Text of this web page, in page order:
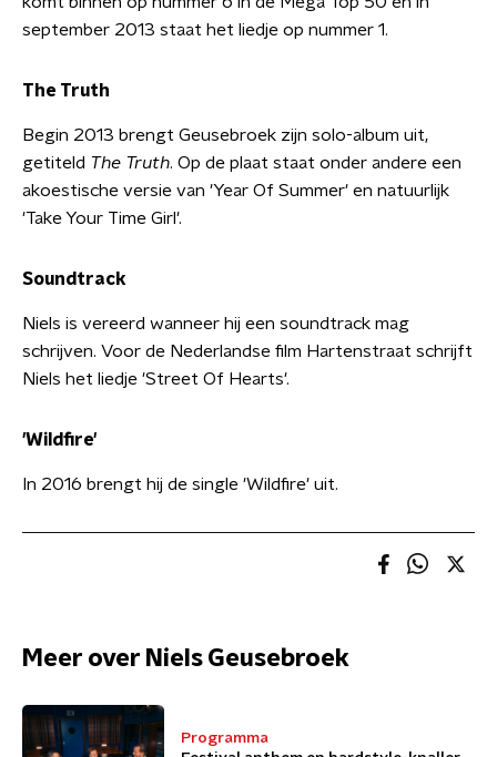
september 2013 staat het liedje op nummer 1.
The Truth
Begin 2013 brengt Geusebroek zijn solo-album uit,
getiteld The Truth. Op de plaat staat onder andere een
akoestische versie van 'Year Of Summer' en natuurlijk
'Take Your Time Girl'.
Soundtrack
Niels is vereerd wanneer hij een soundtrack mag
schrijven. Voor de Nederlandse film Hartenstraat schrijft
Niels het liedje 'Street Of Hearts'.
'Wildfire'
In 2016 brengt hij de single 'Wildfire' uit.
Meer over Niels Geusebroek
Programma